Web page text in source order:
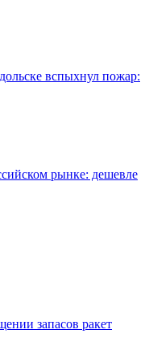
вспыхнул пожар:
рынке: дешевле
запасов ракет